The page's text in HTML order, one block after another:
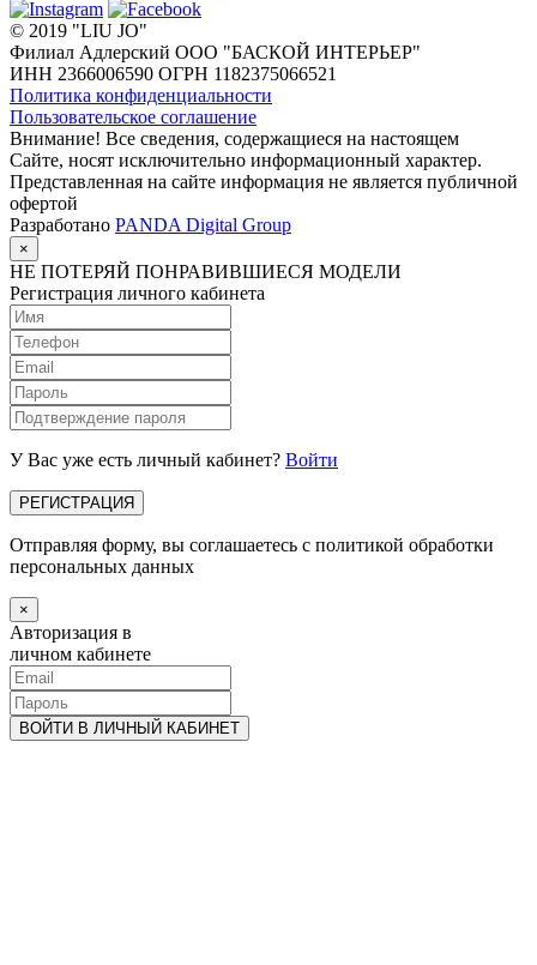
© 2019 "LIU JO"
Филиал Адлерский ООО "БАСКОЙ ИНТЕРЬЕР"
ИНН 2366006590 ОГРН 1182375066521
Политика конфиденциальности
Пользовательское соглашение
Внимание! Все сведения, содержащиеся на настоящем
Сайте, носят исключительно информационный характер.
Представленная на сайте информация не является публичной
офертой
Разработано PANDA Digital Group
×
НЕ ПОТЕРЯЙ ПОНРАВИВШИЕСЯ МОДЕЛИ
Регистрация личного кабинета
У Вас уже есть личный кабинет? Войти
Отправляя форму, вы соглашаетесь с политикой обработки
персональных данных
×
Авторизация в
личном кабинете